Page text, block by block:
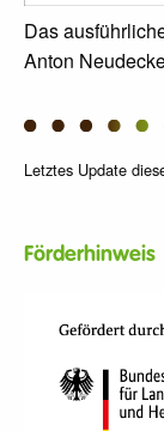
Das
Anton
Letztes Update
Förderhinweis